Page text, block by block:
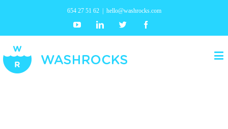
654 27 51 62 hello@washrocks.com
YoutubeLinkedin Twitter